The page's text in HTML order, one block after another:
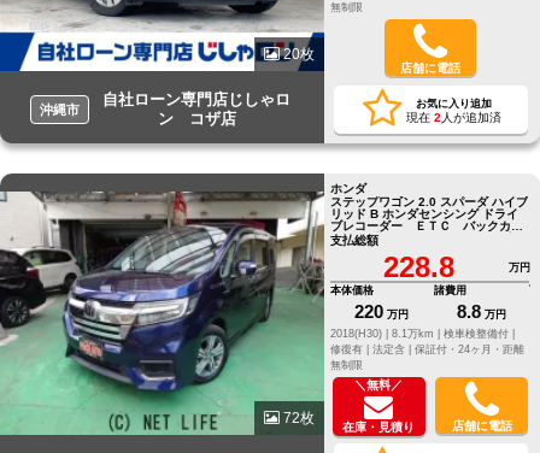
20枚
沖縄市
自社ローン専門店じしゃロ
ン コザ店
無制限
店舗に電話
お気に入り追加
現在 2 人が追加済
72枚
ホンダ
ステップワゴン 2.0 スパーダ ハイブ
リッド B ホンダセンシング ドライ
ブレコーダー ＥＴＣ バックカメ
ラ ナビ ＴＶ オートクルーズコ
ントロール レーンアシスト
支払総額
228.8
万円
本体価格
220 万円
諸費用
8.8 万円
2018(H30) |
8.1万km |
検車検整備付 |
修復有 | 法定含 | 保証付・24ヶ月・距離
無制限
＼無料／
在庫・見積り 店舗に電話